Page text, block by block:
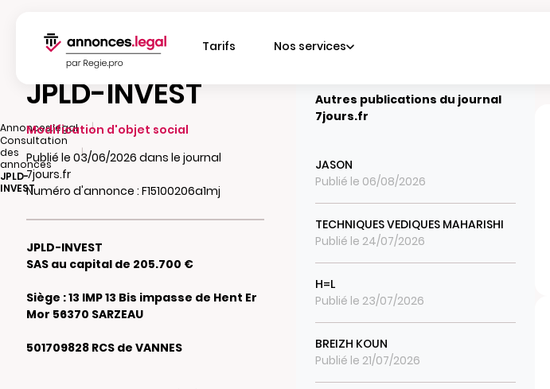
Tarifs Nos services
Annonces.legal
|
Consultation
des
annonces
|
JPLD-
INVEST
JPLD-INVEST
Modification d'objet social
Publié le 03/06/2026 dans le journal
7jours.fr
Numéro d'annonce : F15100206a1mj
JPLD-INVEST
SAS au capital de 205.700 €
Siège : 13 IMP 13 Bis impasse de Hent Er
Mor 56370 SARZEAU
501709828 RCS de VANNES
Autres publications du journal
7jours.fr
JASON
Publié le 06/08/2026
TECHNIQUES VEDIQUES MAHARISHI
Publié le 24/07/2026
H=L
Publié le 23/07/2026
BREIZH KOUN
Publié le 21/07/2026